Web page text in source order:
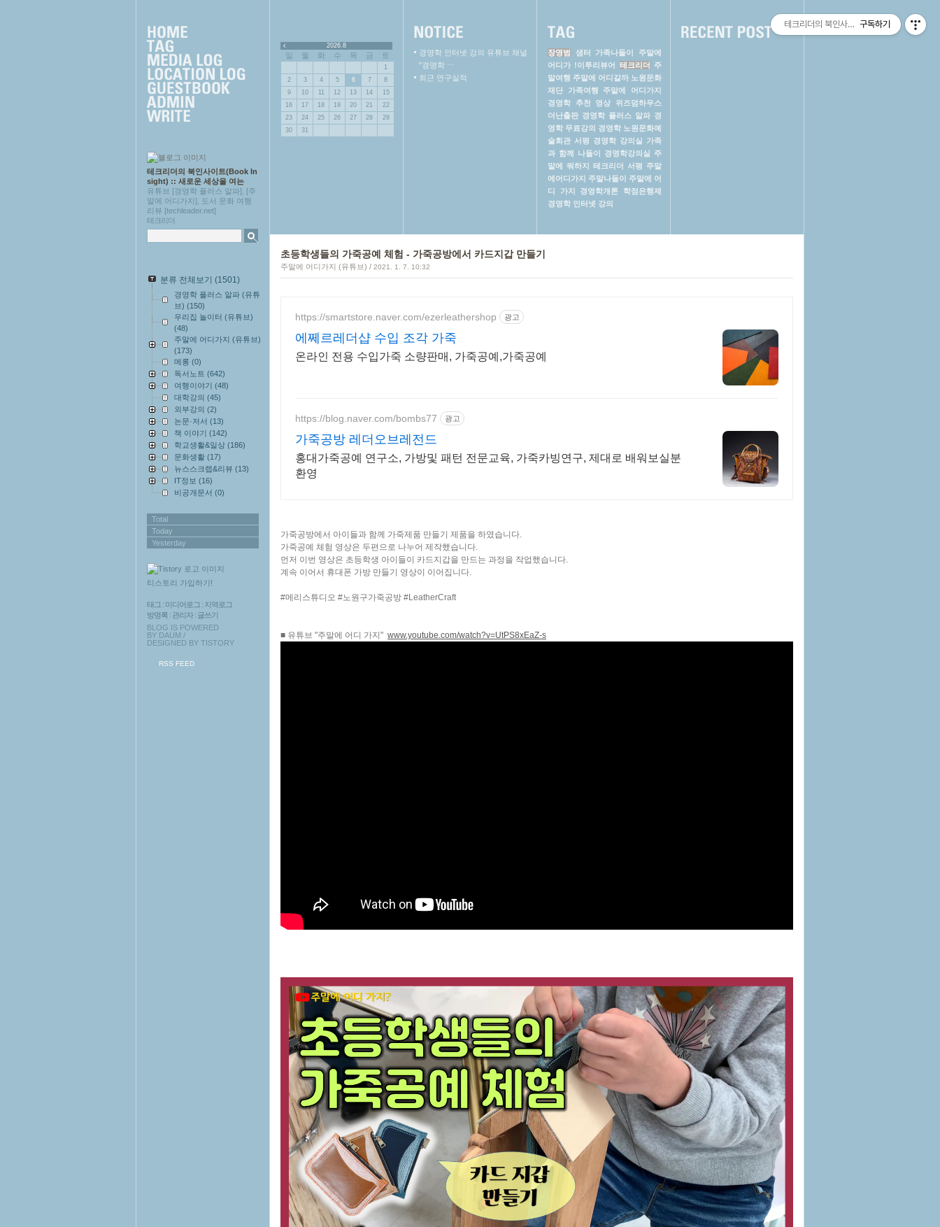
테크리더의 북인사이트(Book In
sight) :: 새로운 세상을 여는
유튜브 [경영학 플러스 알파], [주
말에 어디가지], 도서 문화 여행
리뷰 [techleader.net]
테크리더
분류 전체보기 (1501)
경영학 플러스 알파 (유튜
브) (150)
우리집 놀이터 (유튜브)
(48)
주말에 어디가지 (유튜브)
(173)
메롱 (0)
독서노트 (642)
여행이야기 (48)
대학강의 (45)
외부강의 (2)
논문·저서 (13)
책 이야기 (142)
학교생활&일상 (186)
문화생활 (17)
뉴스스크랩&리뷰 (13)
IT정보 (16)
비공개문서 (0)
Total
Today
Yesterday
티스토리 가입하기!
태그 : 미디어로그 : 지역로그
방명록 : 관리자: 글쓰기
BLOG IS POWERED
BY DAUM /
DESIGNED BY TISTORY
RSS FEED
2026.8
일 월 화 수 목 금 토
1
2
3 4 5 6 7
8
9
10 11 12 13 14
15
16
17 18 19 20 21
22
23
24 25 26 27 28
29
30
31
경영학 인터넷 강의 유튜브 채널
"경영학 ⋯
최근 연구실적
장영범 샘터 가족나들이
주말에
어디가 !이투리뷰어 테크리더
주
말여행 주말에 어디갈까 노원문화
재단
가족여행
주말에 어디가지
경영학 추천 영상
위즈덤하우스
더난출판 경영학 플러스 알파 경
영학 무료강의 경영학 노원문화예
술회관 서평 경영학 강의실
가족
과 함께 나들이
경영학강의실
주
말에 뭐하지
테크리더 서평 주말
에어디가지
주말나들이
주말에 어
디 가지
경영학개론
학점은행제
경영학 인터넷 강의
초등학생들의 가죽공예 체험 - 가죽공방에서 카드지갑 만들기
주말에 어디가지 (유튜브) / 2021. 1. 7. 10:32
https://smartstore.naver.com/ezerleathershop 광고
에쩨르레더샵 수입 조각 가죽
온라인 전용 수입가죽 소량판매, 가죽공예,가죽공예
https://blog.naver.com/bombs77 광고
가죽공방 레더오브레전드
홍대가죽공예 연구소, 가방및 패턴 전문교육, 가죽카빙연구, 제대로 배워보실분
환영
가죽공방에서 아이들과 함께 가죽제품 만들기 제품을 하였습니다.
가죽공예 체험 영상은 두편으로 나누어 제작했습니다.
먼저 이번 영상은 초등학생 아이들이 카드지갑을 만드는 과정을 작업했습니다.
계속 이어서 휴대폰 가방 만들기 영상이 이어집니다.
#메리스튜디오 #노원구가죽공방 #LeatherCraft
■ 유튜브 "주말에 어디 가지" www.youtube.com/watch?v=UtPS8xEaZ-s
테크리더의 북인사이트(Book Insight) :: 새
구독하기